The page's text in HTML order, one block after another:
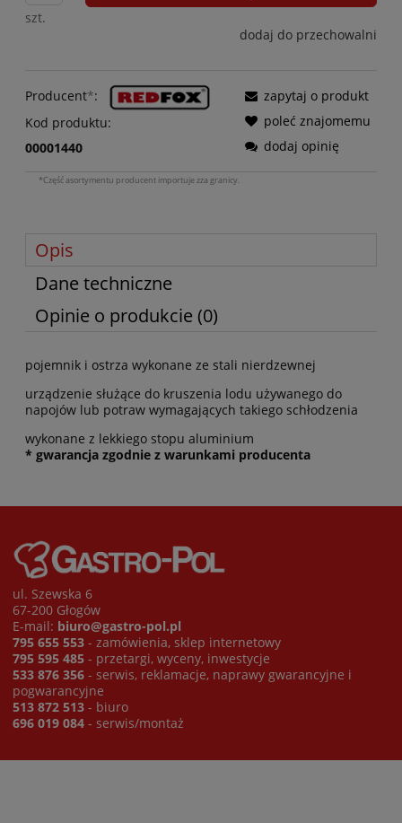
szt.
dodaj do przechowalni
Producent*:
Kod produktu:
00001440
zapytaj o produkt
poleć znajomemu
dodaj opinię
*Część asortymentu producent importuje zza granicy.
Opis
Dane techniczne
Opinie o produkcie (0)
pojemnik i ostrza wykonane ze stali nierdzewnej
urządzenie służące do kruszenia lodu używanego do
napojów lub potraw wymagających takiego schłodzenia
wykonane z lekkiego stopu aluminium
* gwarancja zgodnie z warunkami producenta
ul. Szewska 6
67-200 Głogów
E-mail: biuro@gastro-pol.pl
795 655 553 - zamówienia, sklep internetowy
795 595 485 - przetargi, wyceny, inwestycje
533 876 356 - serwis, reklamacje, naprawy gwarancyjne i
pogwarancyjne
513 872 513 - biuro
696 019 084 - serwis/montaż